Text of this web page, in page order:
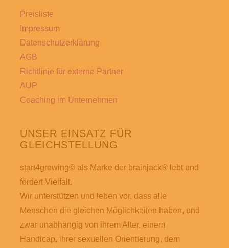
gewählt
Preisliste
Impressum
Datenschutzerklärung
AGB
Richtlinie für externe Partner
AUP
Coaching im Unternehmen
UNSER EINSATZ FÜR
GLEICHSTELLUNG
start4growing© als Marke der brainjack® lebt und
fördert Vielfalt.
Wir unterstützen und leben vor, dass alle
Menschen die gleichen Möglichkeiten haben, und
zwar unabhängig von ihrem Alter, einem
Handicap, ihrer sexuellen Orientierung, dem